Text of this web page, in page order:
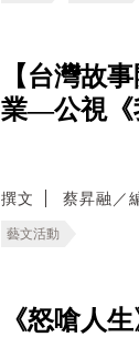
【台灣故
業—公視《
撰文 蔡昇融／
藝文活動
《怒嗆人